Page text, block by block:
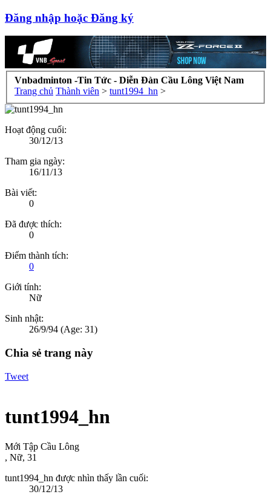
Đăng nhập hoặc Đăng ký
Vnbadminton -Tin Tức - Diễn Đàn Cầu Lông Việt Nam
Trang chủ Thành viên > tunt1994_hn >
Hoạt động cuối:
30/12/13
Tham gia ngày:
16/11/13
Bài viết:
0
Đã được thích:
0
Điểm thành tích:
0
Giới tính:
Nữ
Sinh nhật:
26/9/94 (Age: 31)
Chia sẻ trang này
Tweet
tunt1994_hn
Mới Tập Cầu Lông
, Nữ, 31
tunt1994_hn được nhìn thấy lần cuối:
30/12/13